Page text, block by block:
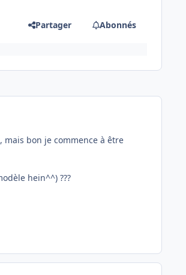
Partager Abonnés
bon je commence à être
hein^^) ???